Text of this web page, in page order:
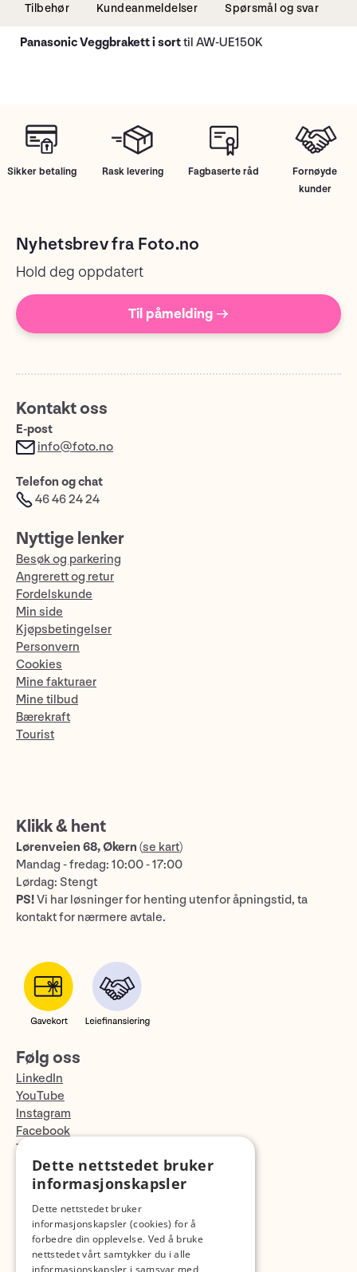
Tilbehør Kundeanmeldelser Spørsmål og svar
Panasonic Veggbrakett i sorttil AW-UE150K
Sikker betaling Rask levering Fagbaserte råd
Fornøyde
kunder
Nyhetsbrev fra Foto.no
Hold deg oppdatert
Til påmelding →
Kontakt oss
E-post
info@foto.no
Telefon og chat
46 46 24 24
Nyttige lenker
Besøk og parkering
Angrerett og retur
Fordelskunde
Min side
Kjøpsbetingelser
Personvern
Cookies
Mine fakturaer
Mine tilbud
Bærekraft
Tourist
Klikk & hent
Lørenveien 68, Økern (se kart)
Mandag - fredag: 10:00 - 17:00
Lørdag: Stengt
PS!Vi har løsninger for henting utenfor åpningstid, ta
kontakt for nærmere avtale.
Følg oss
LinkedIn
YouTube
Instagram
Facebook
TikTok
Fotopodden
Dette nettstedet bruker
informasjonskapsler
Dette nettstedet bruker
informasjonskapsler (cookies) for å
forbedre din opplevelse. Ved å bruke
nettstedet vårt samtykker du i alle
informasjonskapsler i samsvar med